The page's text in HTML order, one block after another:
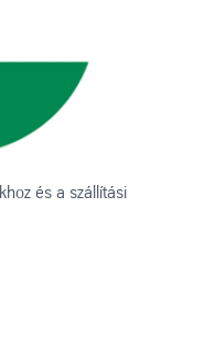
és a szállítási